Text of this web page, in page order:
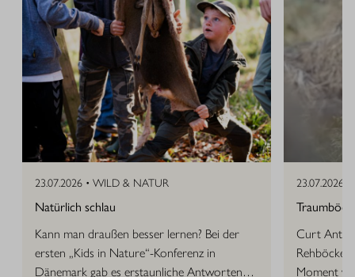
23.07.2026 • WILD & NATUR
Natürlich schlau
Kann man draußen besser lernen? Bei der
ersten „Kids in Nature“-Konferenz in
Dänemark gab es erstaunliche Antworten
23.07.2026 •
Curt Anton
Rehböcke,
Moment